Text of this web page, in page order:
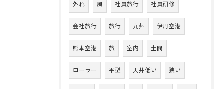
外れ 風 社員旅行 社員研修
会社旅行 旅行 九州 伊丹空港
熊本空港 旅 室内 土間
ローラー 平型 天井低い 狭い